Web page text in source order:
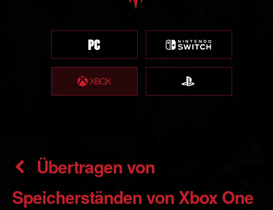
Übertragen von
Speicherständen von Xbox One